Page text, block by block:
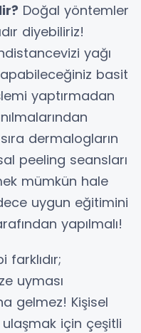
Doğal yöntemler
diyebiliriz!
yağı
basit
yaptırmadan
sıra dermalogların
peeling seansları
mümkün hale
uygun eğitimini
yapılmalı!
farklıdır;
uyması
gelmez! Kişisel
için çeşitli